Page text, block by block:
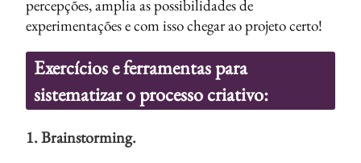
percepções, amplia as possibilidades de
experimentações e com isso chegar ao projeto certo!
Exercícios e ferramentas para
sistematizar o processo criativo:
1. Brainstorming.